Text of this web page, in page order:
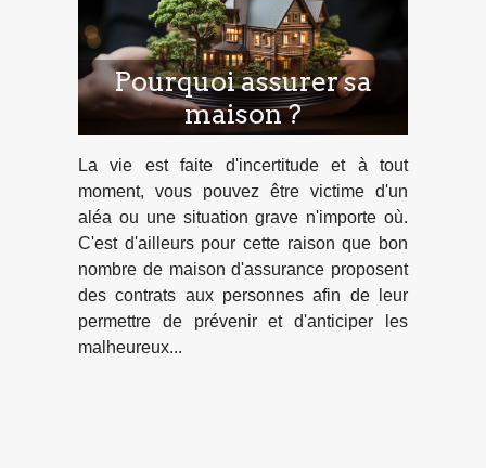
Pourquoi assurer sa
maison ?
La vie est faite d'incertitude et à tout
moment, vous pouvez être victime d'un
aléa ou une situation grave n'importe où.
C'est d'ailleurs pour cette raison que bon
nombre de maison d'assurance proposent
des contrats aux personnes afin de leur
permettre de prévenir et d'anticiper les
malheureux...